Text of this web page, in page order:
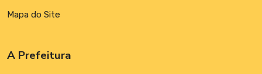
Mapa do Site
A Prefeitura